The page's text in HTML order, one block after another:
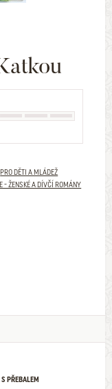
PRO DĚTI A MLÁDEŽ
- ŽENSKÉ A DÍVČÍ ROMÁNY
PŘEBALEM